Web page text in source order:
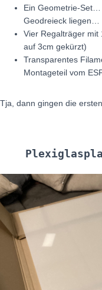
Ein Geometrie-
Geodreieck liegen…
Vier Regalträger mit
auf 3cm gekürzt)
Transparentes
Montageteil vom
Tja, dann gingen die